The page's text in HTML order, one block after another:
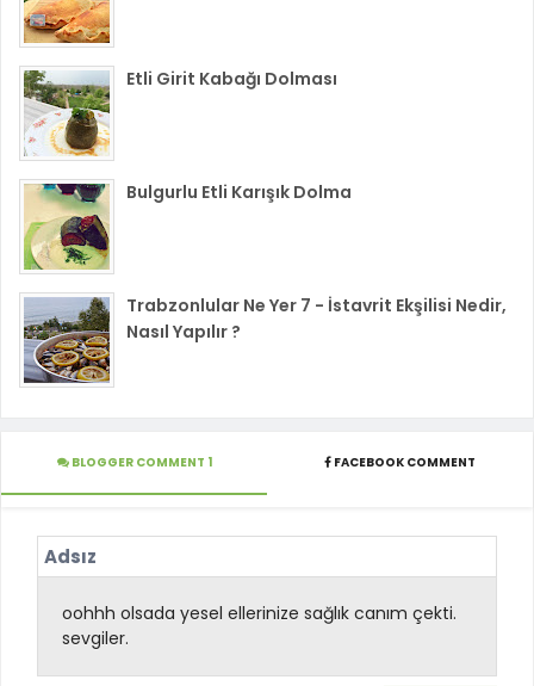
Etli Girit Kabağı Dolması
Bulgurlu Etli Karışık Dolma
Trabzonlular Ne Yer 7 - İstavrit Ekşilisi Nedir,
Nasıl Yapılır ?
BLOGGER COMMENT 1 FACEBOOK COMMENT
Adsız
oohhh olsada yesel ellerinize sağlık canım çekti.
sevgiler.